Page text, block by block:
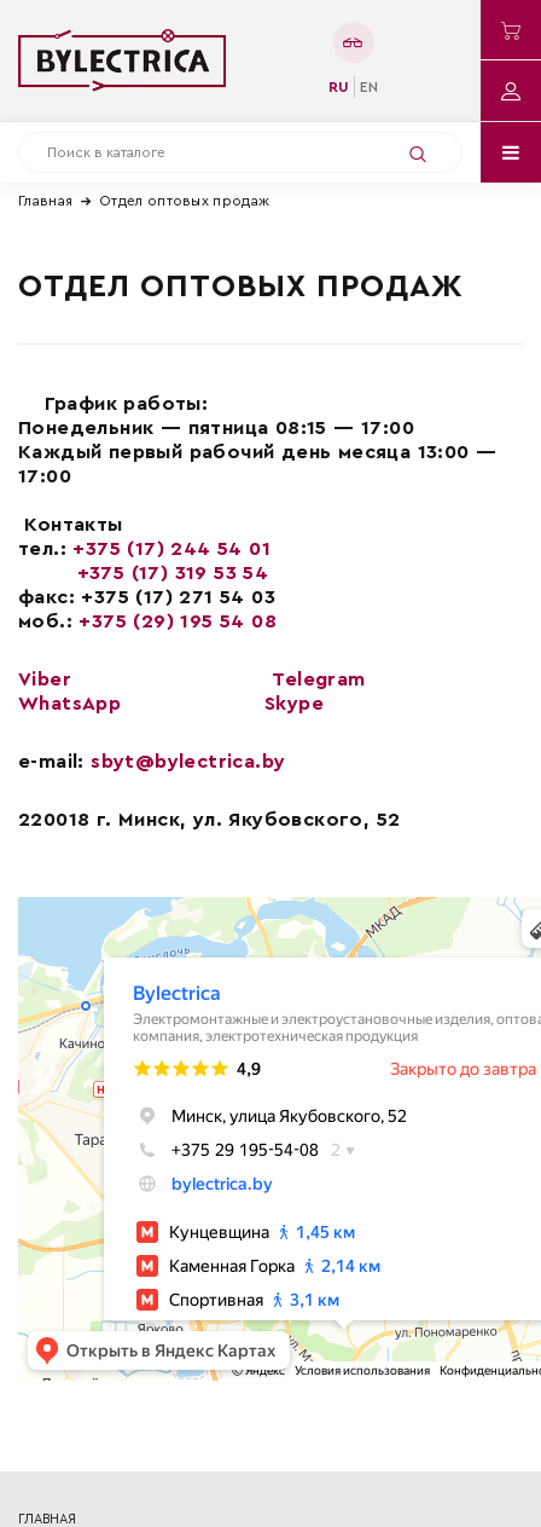
RU EN
Главная Отдел оптовых продаж
ОТДЕЛ ОПТОВЫХ ПРОДАЖ
График работы:
Понедельник — пятница 08:15 — 17:00
Каждый первый рабочий день месяца 13:00 —
17:00
Контакты
тел.: +375 (17) 244 54 01
+375 (17) 319 53 54
факс: +375 (17) 271 54 03
моб.: +375 (29) 195 54 08
Viber
Telegram
WhatsApp
Skype
e-mail:sbyt@bylectrica.by
220018 г. Минск, ул. Якубовского, 52
ГЛАВНАЯ